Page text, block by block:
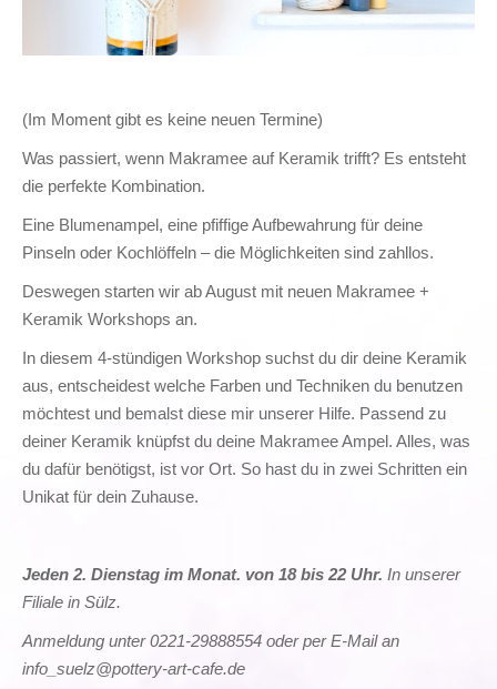
(Im Moment gibt es keine neuen Termine)
Was passiert, wenn Makramee auf Keramik trifft? Es entsteht
die perfekte Kombination.
Eine Blumenampel, eine pfiffige Aufbewahrung für deine
Pinseln oder Kochlöffeln – die Möglichkeiten sind zahllos.
Deswegen starten wir ab August mit neuen Makramee +
Keramik Workshops an.
In diesem 4-stündigen Workshop suchst du dir deine Keramik
aus, entscheidest welche Farben und Techniken du benutzen
möchtest und bemalst diese mir unserer Hilfe. Passend zu
deiner Keramik knüpfst du deine Makramee Ampel. Alles, was
du dafür benötigst, ist vor Ort. So hast du in zwei Schritten ein
Unikat für dein Zuhause.
Jeden 2. Dienstag im Monat. von 18 bis 22 Uhr. In unserer
Filiale in Sülz.
Anmeldung unter 0221-29888554 oder per E-Mail an
info_suelz@pottery-art-cafe.de